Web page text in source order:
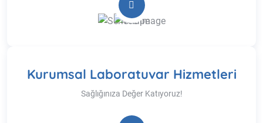
Kurumsal Laboratuvar Hizmetleri
Sağlığınıza Değer Katıyoruz!